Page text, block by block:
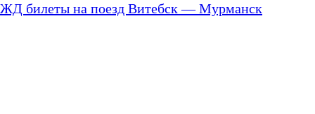
ЖД билеты на поезд Витебск — Мурманск